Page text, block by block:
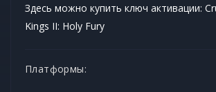
Здесь можно купить ключ активации:
Kings II: Holy Fury
Платформы: